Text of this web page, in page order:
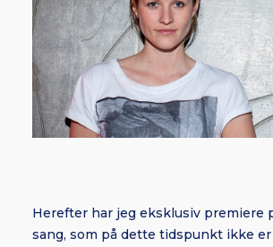
Herefter har jeg eksklusiv premiere
sang, som på dette tidspunkt ikke